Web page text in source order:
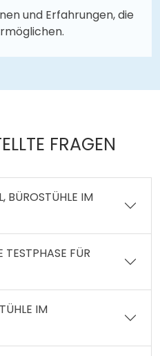
und Erfahrungen, die
FRAGEN
BÜROSTÜHLE IM
TESTPHASE FÜR
IM